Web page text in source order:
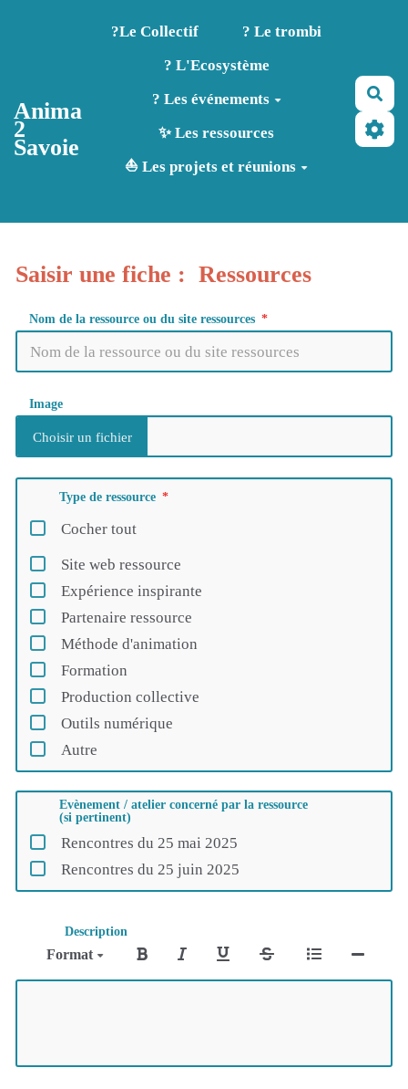
Aller au contenu principal
Anima
2
Savoie
?️Le Collectif
? Le trombi
? L'Ecosystème
? Les événements
✨ Les ressources
⛵ Les projets et réunions
Saisir une fiche : Ressources
Nom de la ressource ou du site ressources
Image
Type de ressource
Cocher tout
Site web ressource
Expérience inspirante
Partenaire ressource
Méthode d'animation
Formation
Production collective
Outils numérique
Autre
Evènement / atelier concerné par la ressource
(si pertinent)
Rencontres du 25 mai 2025
Rencontres du 25 juin 2025
Description
Format